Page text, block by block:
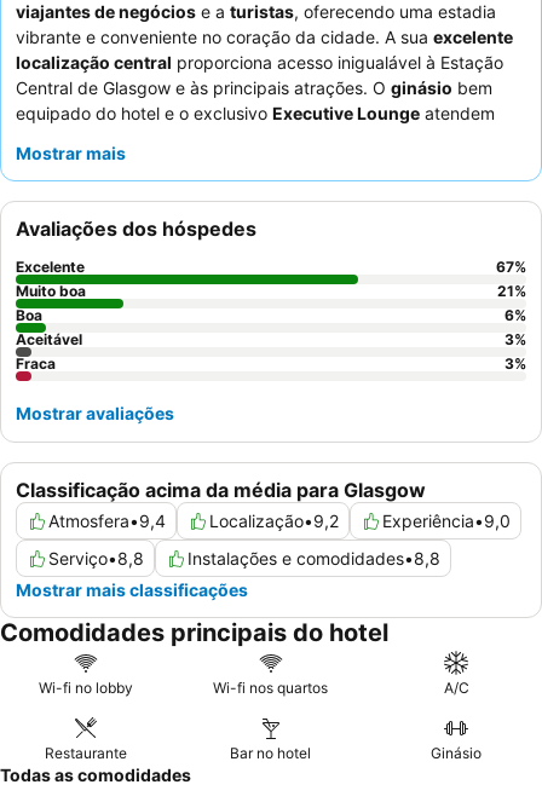
viajantes de negócios e a turistas, oferecendo uma estadia
vibrante e conveniente no coração da cidade. A sua excelente
localização central proporciona acesso inigualável à Estação
Central de Glasgow e às principais atrações. O ginásio bem
equipado do hotel e o exclusivo Executive Lounge atendem
consistentemente os
omeletes. Para uma experiência mais exclusiva, considere
reservar umquarto Executivo
antecipado e acesso gratuito ao lounge.
Mostrar mais
Classificação acima da média para Glasgow
Atmosfera•9,4 Localização•9,2 Experiência•9,0
Serviço•8,8 Instalações e comodidades•8,8
Mostrar mais classificações
Avaliações dos hóspedes
Excelente 67%
Muito boa
21%
Boa
6%
Aceitável
3%
Fraca
3%
Mostrar avaliações
Comodidades principais do hotel
Wi-fi no lobby Wi-fi nos quartos A/C
Restaurante Bar no hotel Ginásio
Todas as comodidades